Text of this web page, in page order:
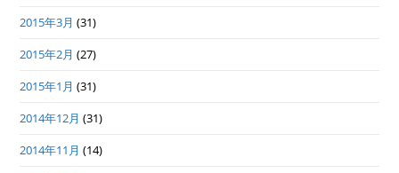
2015年3月 (31)
2015年2月 (27)
2015年1月 (31)
2014年12月 (31)
2014年11月 (14)